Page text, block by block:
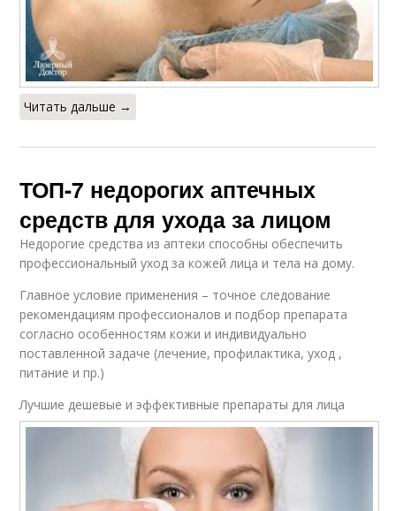
Читать дальше →
ТОП-7 недорогих аптечных
средств для ухода за лицом
Недорогие средства из аптеки способны обеспечить
профессиональный уход за кожей лица и тела на дому.
Главное условие применения – точное следование
рекомендациям профессионалов и подбор препарата
согласно особенностям кожи и индивидуально
поставленной задаче (лечение, профилактика, уход ,
питание и пр.)
Лучшие дешевые и эффективные препараты для лица